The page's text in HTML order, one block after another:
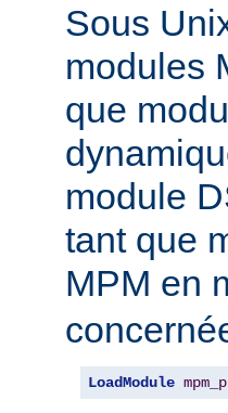
Sous
modules
que
module
tant que
MPM en
LoadModule